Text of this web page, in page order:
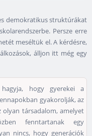
demokratikus struktúrákat
Persze erre
meséltük el. A kérdésre,
álljon itt még egy
hogy gyerekei a
gyakorolják, az
társadalom, amelyet
fenntartanak egy
nincs, hogy generációk